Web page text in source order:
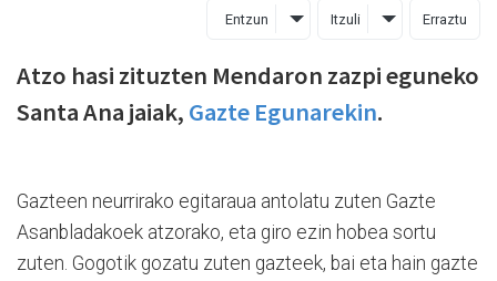
Entzun Itzuli Erraztu
Atzo hasi zituzten Mendaron zazpi eguneko
Santa Ana jaiak, Gazte Egunarekin.
Gazteen neurrirako egitaraua antolatu zuten Gazte
Asanbladakoek atzorako, eta giro ezin hobea sortu
zuten. Gogotik gozatu zuten gazteek, bai eta hain gazte